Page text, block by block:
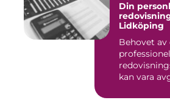
Din
Lidköping
Behovet
kan vara